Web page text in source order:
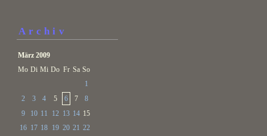
Archiv
März 2009
Mo Di Mi Do Fr Sa So
1
2
3 4 5 6 7
8
9
10 11 12 13 14 15
16 17 18 19 20 21 22